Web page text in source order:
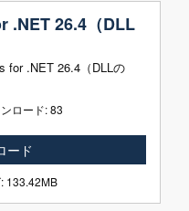
.NET 26.4（DLL
for .NET 26.4（DLLの
ロード:83
ード
133.42MB